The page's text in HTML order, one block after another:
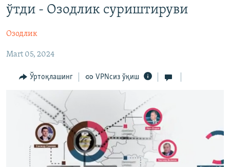
ўтинг
На русском
ИЖТИМОИЙ ТАРМОҚЛАР
Озодлик бошқа тилларда
ўтди - Озодлик суриштируви
Озодлик
Mart 05, 2024
Ўртоқлашинг VPNсиз ўқиш